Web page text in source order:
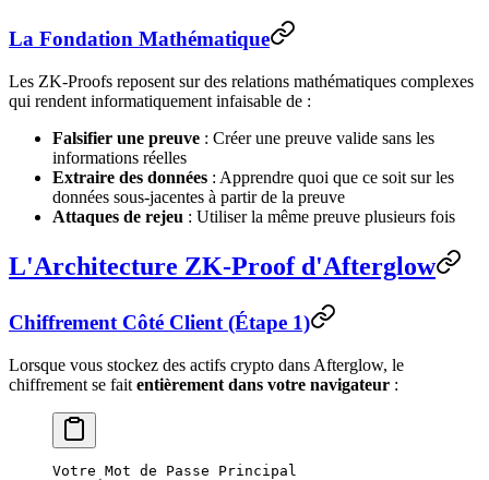
La Fondation Mathématique
Les ZK-Proofs reposent sur des relations mathématiques complexes
qui rendent informatiquement infaisable de :
Falsifier une preuve : Créer une preuve valide sans les
informations réelles
Extraire des données : Apprendre quoi que ce soit sur les
données sous-jacentes à partir de la preuve
Attaques de rejeu : Utiliser la même preuve plusieurs fois
L'Architecture ZK-Proof d'Afterglow
Chiffrement Côté Client (Étape 1)
Lorsque vous stockez des actifs crypto dans Afterglow, le
chiffrement se fait entièrement dans votre navigateur :
Votre Mot de Passe Principal